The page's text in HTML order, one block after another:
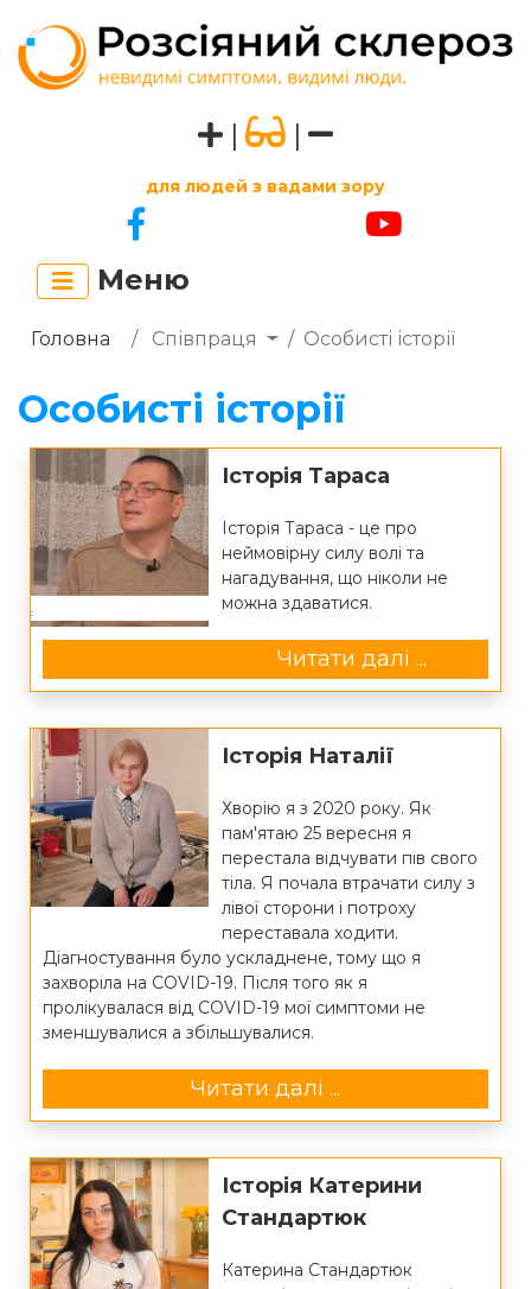
| |
для людей з вадами зору
Меню
Головна Співпраця Особисті історії
Особисті історії
Історія Тараса
Історія Тараса - це про
неймовірну силу волі та
нагадування, що ніколи не
можна здаватися.
Читати далі ...
Історія Наталії
Хворію я з 2020 року. Як
пам'ятаю 25 вересня я
перестала відчувати пів свого
тіла. Я почала втрачати силу з
лівої сторони і потроху
переставала ходити.
Діагностування було ускладнене, тому що я
захворіла на COVID-19. Після того як я
пролікувалася від COVID-19 мої симптоми не
зменшувалися а збільшувалися.
Читати далі ...
Історія Катерини
Стандартюк
Катерина Стандартюк